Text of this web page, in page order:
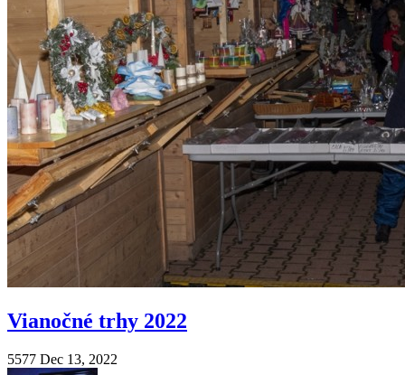
Vianočné trhy 2022
5577 Dec 13, 2022